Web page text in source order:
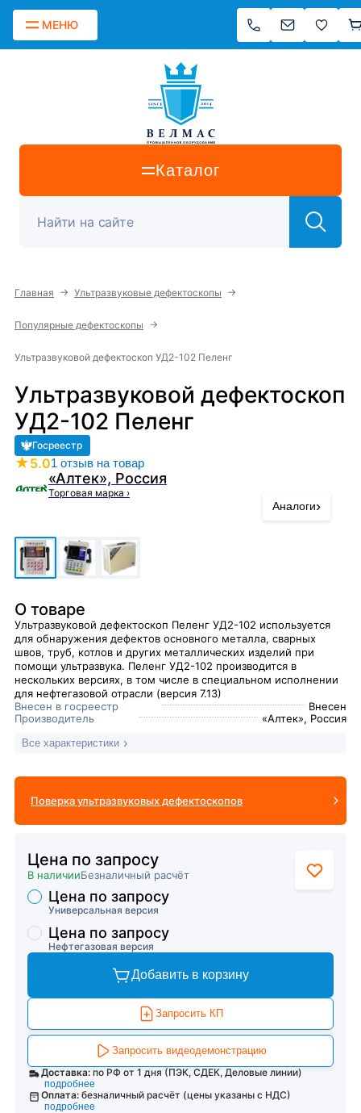
МЕНЮ
Каталог
Главная → Ультразвуковые дефектоскопы →
Популярные дефектоскопы →
Ультразвуковой дефектоскоп УД2-102 Пеленг
Ультразвуковой дефектоскоп
УД2-102 Пеленг
Госреестр
★5.01 отзыв на товар
«Алтек», Россия
Торговая марка ›
Аналоги›
О товаре
Ультразвуковой дефектоскоп Пеленг УД2-102 используется
для обнаружения дефектов основного металла, сварных
швов, труб, котлов и других металлических изделий при
помощи ультразвука. Пеленг УД2-102 производится в
нескольких версиях, в том числе в специальном исполнении
для нефтегазовой отрасли (версия 7.13)
Внесен в госреестр
Внесен
Производитель
«Алтек», Россия
Все характеристики
Поверка ультразвуковых дефектоскопов
Цена по запросу
В наличииБезналичный расчёт
Торговые предложения
Универсальная версия
Цена по запросу
Нефтегазовая версия
Цена по запросу
Добавить в корзину
Запросить КП
Запросить видеодемонстрацию
Доставка: по РФ от 1 дня (ПЭК, СДЕК, Деловые линии)
подробнее
Оплата: безналичный расчёт (цены указаны с НДС)
подробнее